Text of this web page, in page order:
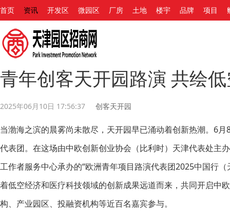
首页 资讯 开发区 微园区 厂房 土地 楼宇 品牌 项目
青年创客天开园路演 共绘
2025年06月10日 17:56:37 创客天开园
当渤海之滨的晨雾尚未散尽，天开园早已涌动着创新热潮。6
代表团。在这场由中欧创新创业协会（比利时）天津代表处主
工作者服务中心承办的“欧洲青年项目路演代表团2025中国行
着低空经济和医疗科技领域的创新成果远道而来，共同开启中
构、产业园区、投融资机构等近百名嘉宾参与。